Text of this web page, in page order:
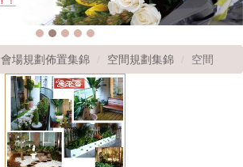
會場規劃佈置集錦 空間規劃集錦 空間